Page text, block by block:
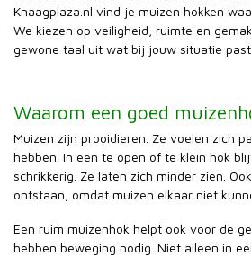
Knaagplaza.nl vind je muizen hokken
We kiezen op veiligheid, ruimte en
gewone taal uit wat bij jouw situatie past.
Waarom een goed
Muizen zijn prooidieren. Ze voelen zich
hebben. In een te open of te klein hok
schrikkerig. Ze laten zich minder zien.
ontstaan, omdat muizen elkaar niet
Een ruim muizenhok helpt ook voor de
hebben beweging nodig. Niet alleen in